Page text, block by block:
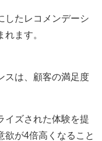
したレコメンデーシ
ます。
スは、顧客の満足度
イズされた体験を提
欲が4倍高くなること